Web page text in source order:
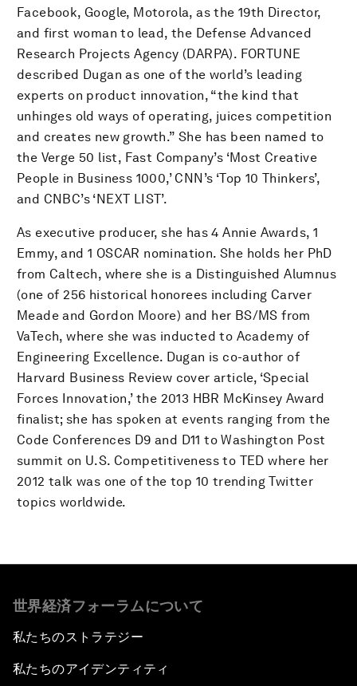
Facebook, Google, Motorola, as the 19th Director,
and first woman to lead, the Defense Advanced
Research Projects Agency (DARPA). FORTUNE
described Dugan as one of the world’s leading
experts on product innovation, “the kind that
unhinges old ways of operating, juices competition
and creates new growth.” She has been named to
the Verge 50 list, Fast Company’s ‘Most Creative
People in Business 1000,’ CNN’s ‘Top 10 Thinkers’,
and CNBC’s ‘NEXT LIST’.
As executive producer, she has 4 Annie Awards, 1
Emmy, and 1 OSCAR nomination. She holds her PhD
from Caltech, where she is a Distinguished Alumnus
(one of 256 historical honorees including Carver
Meade and Gordon Moore) and her BS/MS from
VaTech, where she was inducted to Academy of
Engineering Excellence. Dugan is co-author of
Harvard Business Review cover article, ‘Special
Forces Innovation,’ the 2013 HBR McKinsey Award
finalist; she has spoken at events ranging from the
Code Conferences D9 and D11 to Washington Post
summit on U.S. Competitiveness to TED where her
2012 talk was one of the top 10 trending Twitter
topics worldwide.
世界経済フォーラムについて
私たちのストラテジー
私たちのアイデンティティ